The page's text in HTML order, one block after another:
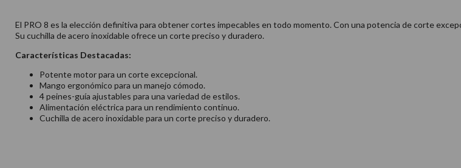
El PRO 8 es la elección definitiva para obtener cortes impecables en todo momento. Con una potencia de corte
Su cuchilla de acero inoxidable ofrece un corte preciso y duradero.
Características Destacadas:
Potente motor para un corte excepcional.
Mango ergonómico para un manejo cómodo.
4 peines-guía ajustables para una variedad de estilos.
Alimentación eléctrica para un rendimiento continuo.
Cuchilla de acero inoxidable para un corte preciso y duradero.